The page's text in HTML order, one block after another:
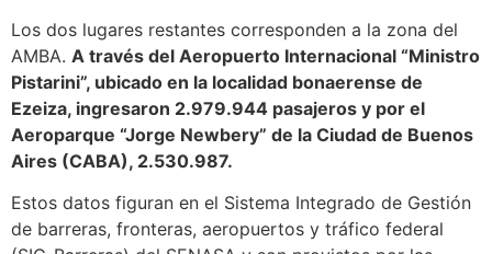
Los dos lugares restantes corresponden a la zona del
AMBA. A través del Aeropuerto Internacional “Ministro
Pistarini”, ubicado en la localidad bonaerense de
Ezeiza, ingresaron 2.979.944 pasajeros y por el
Aeroparque “Jorge Newbery” de la Ciudad de Buenos
Aires (CABA), 2.530.987.
Estos datos figuran en el Sistema Integrado de Gestión
de barreras, fronteras, aeropuertos y tráfico federal